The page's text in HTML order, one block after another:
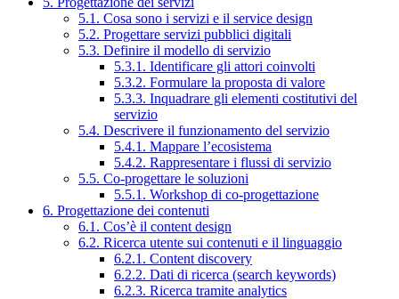
5.1. Cosa sono i servizi e il service design
5.2. Progettare servizi pubblici digitali
5.3. Definire il modello di servizio
5.3.1. Identificare gli attori coinvolti
5.3.2. Formulare la proposta di valore
5.3.3. Inquadrare gli elementi costitutivi del
servizio
5.4. Descrivere il funzionamento del servizio
5.4.1. Mappare l’ecosistema
5.4.2. Rappresentare i flussi di servizio
5.5. Co-progettare le soluzioni
5.5.1. Workshop di co-progettazione
6. Progettazione dei contenuti
6.1. Cos’è il content design
6.2. Ricerca utente sui contenuti e il linguaggio
6.2.1. Content discovery
6.2.2. Dati di ricerca (search keywords)
6.2.3. Ricerca tramite analytics